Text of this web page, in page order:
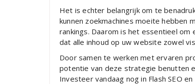
Het is echter belangrijk om te
kunnen zoekmachines moeite hebben
rankings. Daarom is het essentieel
dat alle inhoud op uw website zowel
Door samen te werken met ervaren
potentie van deze strategie benutten
Investeer vandaag nog in Flash SEO